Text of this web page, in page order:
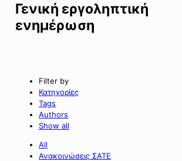
Γενική εργοληπτική
ενημέρωση
Filter by
Κατηγορίες
Tags
Authors
Show all
All
Ανακοινώσεις ΣΑΤΕ